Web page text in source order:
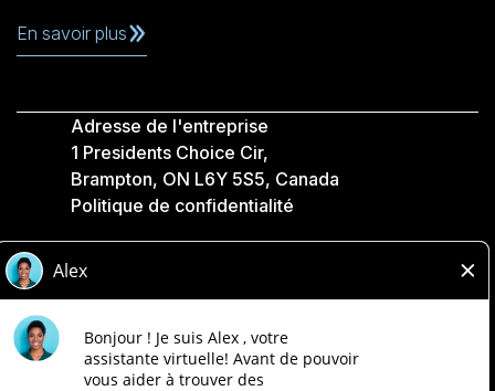
En savoir plus
Adresse de l'entreprise
1 Presidents Choice Cir,
Brampton, ON L6Y 5S5, Canada
Politique de confidentialité
Accessibilité
Compagnies Loblaw